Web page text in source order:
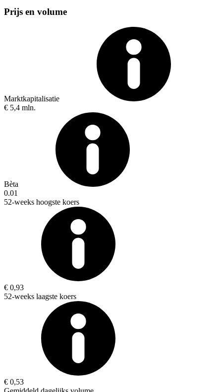
Prijs en volume
Marktkapitalisatie
€ 5,4 mln.
Bèta
0.01
52-weeks hoogste koers
€ 0,93
52-weeks laagste koers
€ 0,53